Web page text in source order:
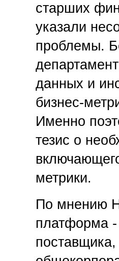
старших
указали
проблемы.
данных и
бизнес-
Именно
тезис о
метрики.
По мнению
платформа -